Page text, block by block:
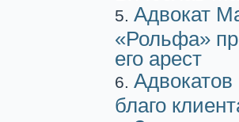
Адвокат
«Рольфа»
его арест
благо